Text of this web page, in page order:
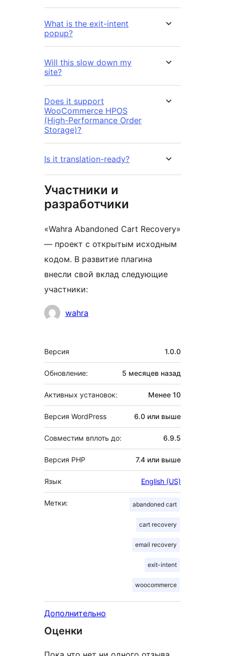
What is the exit-intent
popup?
Will this slow down my
site?
Does it support
WooCommerce HPOS
(High-Performance Order
Storage)?
Is it translation-ready?
Участники и
разработчики
«Wahra Abandoned Cart Recovery»
— проект с открытым исходным
кодом. В развитие плагина
внесли свой вклад следующие
участники:
Участники
wahra
Мета
Версия 1.0.0
Обновление: 5 месяцев назад
Активных установок: Менее 10
Версия WordPress 6.0 или выше
Совместим вплоть до: 6.9.5
Версия PHP 7.4 или выше
Язык English (US)
Метки: abandoned cart
cart recovery
email recovery
exit-intent
woocommerce
Дополнительно
Оценки